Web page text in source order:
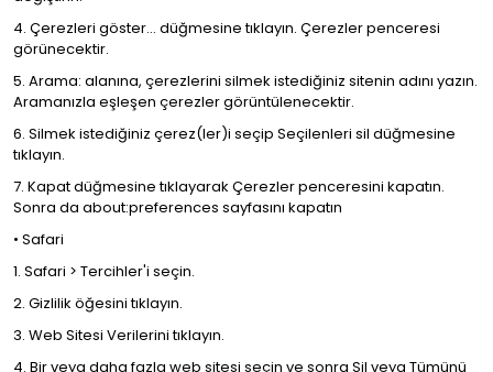
4. Çerezleri göster... düğmesine tıklayın. Çerezler penceresi
görünecektir.
5. Arama: alanına, çerezlerini silmek istediğiniz sitenin adını yazın.
Aramanızla eşleşen çerezler görüntülenecektir.
6. Silmek istediğiniz çerez(ler)i seçip Seçilenleri sil düğmesine
tıklayın.
7. Kapat düğmesine tıklayarak Çerezler penceresini kapatın.
Sonra da about:preferences sayfasını kapatın
• Safari
1. Safari > Tercihler'i seçin.
2. Gizlilik öğesini tıklayın.
3. Web Sitesi Verilerini tıklayın.
4. Bir veya daha fazla web sitesi seçin ve sonra Sil veya Tümünü